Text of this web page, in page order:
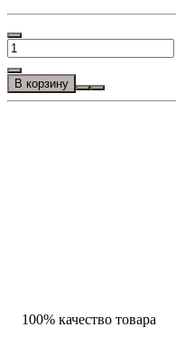
В корзину
100% качество товара